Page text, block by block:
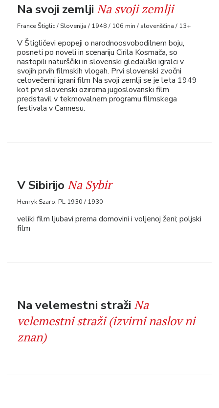
Na svoji zemlji Na svoji zemlji
France Štiglic / Slovenija / 1948 / 106 min / slovenščina / 13+
V Štigličevi epopeji o narodnoosvobodilnem boju,
posneti po noveli in scenariju Cirila Kosmača, so
nastopili naturščiki in slovenski gledališki igralci v
svojih prvih filmskih vlogah. Prvi slovenski zvočni
celovečerni igrani film Na svoji zemlji se je leta 1949
kot prvi slovenski oziroma jugoslovanski film
predstavil v tekmovalnem programu filmskega
festivala v Cannesu.
V Sibirijo Na Sybir
Henryk Szaro, PL 1930 / 1930
veliki film ljubavi prema domovini i voljenoj ženi; poljski
film
Na velemestni straži Na
velemestni straži (izvirni naslov ni
znan)